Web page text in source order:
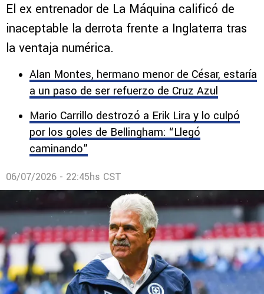
El ex entrenador de La Máquina calificó de
inaceptable la derrota frente a Inglaterra tras
la ventaja numérica.
Alan Montes, hermano menor de César, estaría
a un paso de ser refuerzo de Cruz Azul
Mario Carrillo destrozó a Erik Lira y lo culpó
por los goles de Bellingham: “Llegó
caminando”
06/07/2026 - 22:45hs CST